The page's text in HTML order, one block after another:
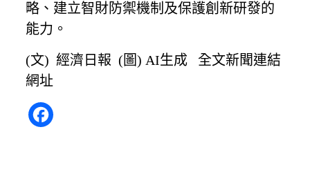
略、建立智財防禦機制及保護創新研發的
能力。
(文) 經濟日報 (圖) AI生成 全文新聞連結
網址
Facebook